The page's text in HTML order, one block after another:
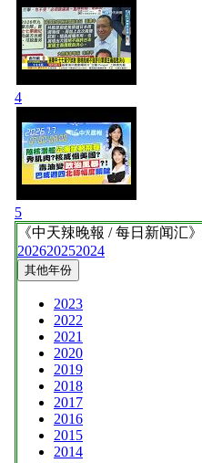
4
5
《中天辣晚報 / 每日新闻汇》
202620252024
其他年份
2023
2022
2021
2020
2019
2018
2017
2016
2015
2014